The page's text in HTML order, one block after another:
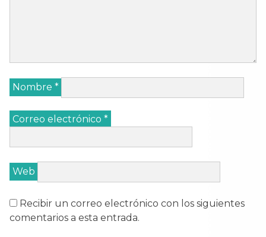
Nombre *
Correo electrónico *
Web
Recibir un correo electrónico con los siguientes
comentarios a esta entrada.